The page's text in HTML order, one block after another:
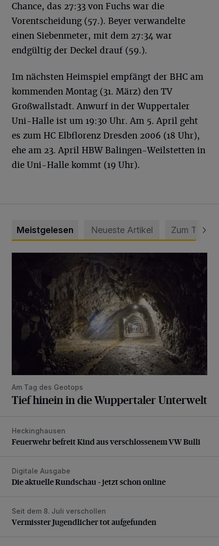
Chance, das 27:33 von Fuchs war die
Vorentscheidung (57.). Beyer verwandelte
einen Siebenmeter, mit dem 27:34 war
endgültig der Deckel drauf (59.).
Im nächsten Heimspiel empfängt der BHC am
kommenden Montag (31. März) den TV
Großwallstadt. Anwurf in der Wuppertaler
Uni-Halle ist um 19:30 Uhr. Am 5. April geht
es zum HC Elbflorenz Dresden 2006 (18 Uhr),
ehe am 23. April HBW Balingen-Weilstetten in
die Uni-Halle kommt (19 Uhr).
Meistgelesen Neueste Artikel Zum Thema
Am Tag des Geotops
Tief hinein in die Wuppertaler Unterwelt
Feuerwehr befreit Kind aus verschlossenem VW Bulli
Heckinghausen
Feuerwehr befreit Kind aus verschlossenem VW Bulli
Die aktuelle Rundschau – jetzt schon online
Digitale Ausgabe
Die aktuelle Rundschau – jetzt schon online
Vermisster Jugendlicher tot aufgefunden
Seit dem 8. Juli verschollen
Vermisster Jugendlicher tot aufgefunden